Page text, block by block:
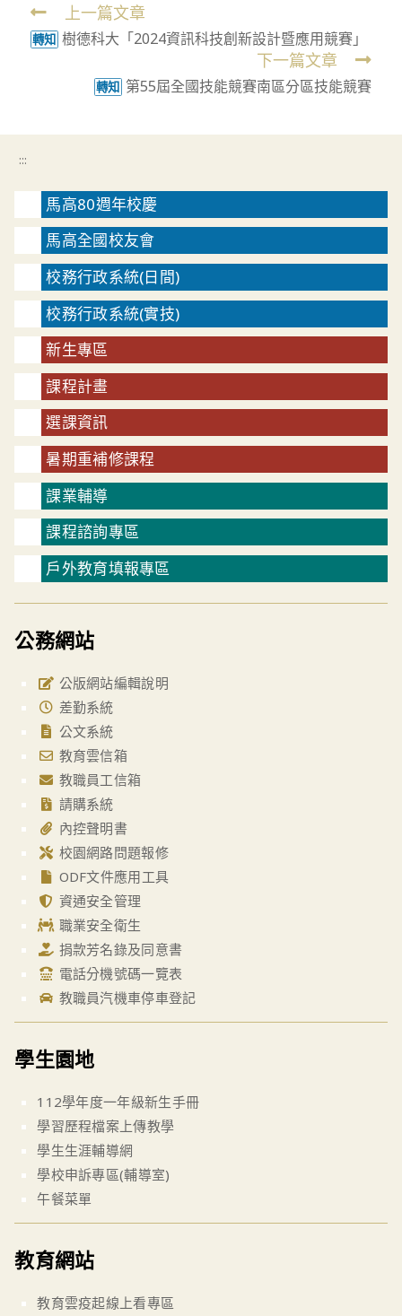
Read
more
上一篇文章
轉知 樹德科大「2024資訊科技創新設計暨應用競賽」
下一篇文章
轉知 第55屆全國技能競賽南區分區技能競賽
:::
馬高80週年校慶
馬高全國校友會
校務行政系統(日間)
校務行政系統(實技)
新生專區
課程計畫
選課資訊
暑期重補修課程
課業輔導
課程諮詢專區
戶外教育填報專區
公務網站
公版網站編輯說明
差勤系統
公文系統
教育雲信箱
教職員工信箱
請購系統
內控聲明書
校園網路問題報修
ODF文件應用工具
資通安全管理
職業安全衛生
捐款芳名錄及同意書
電話分機號碼一覽表
教職員汽機車停車登記
學生園地
112學年度一年級新生手冊
學習歷程檔案上傳教學
學生生涯輔導網
學校申訴專區(輔導室)
午餐菜單
教育網站
教育雲疫起線上看專區